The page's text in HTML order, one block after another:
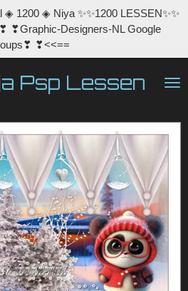
Psp Lessen
1200 ◈ Niya ✨✨1200 LESSEN✨✨
❣Graphic-Designers-NL Google
❣<<==